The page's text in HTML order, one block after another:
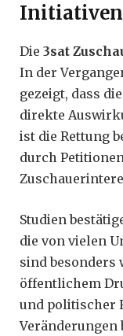
Initiativen
Die 3sat
In der
gezeigt, dass
direkte
ist die Rettung
durch
Studien
die von vielen
sind besonders
öffentlichem
und politischer
Veränderungen